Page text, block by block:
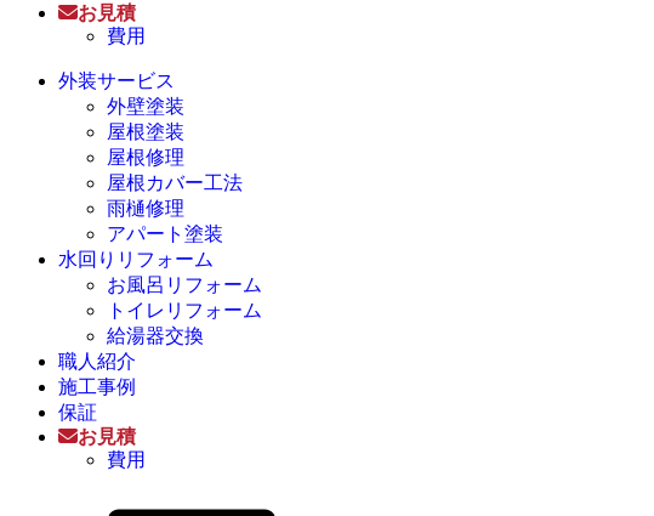
お見積
費用
外装サービス
外壁塗装
屋根塗装
屋根修理
屋根カバー工法
雨樋修理
アパート塗装
水回りリフォーム
お風呂リフォーム
トイレリフォーム
給湯器交換
職人紹介
施工事例
保証
お見積
費用